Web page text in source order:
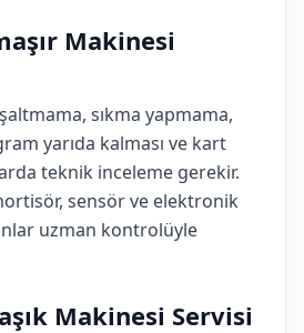
Makinesi
sıkma yapmama,
yarıda kalması ve kart
teknik inceleme gerekir.
sensör ve elektronik
uzman kontrolüyle
Makinesi Servisi